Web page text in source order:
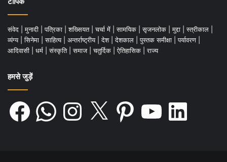
संवेद मुनादी पत्रिका शख्सियत चर्चा में सामयिक सृजनलोक मुद्दा स्त्रीकाल
व्यंग्य
सिनेमा साहित्य अन्तर्राष्ट्रीय देश देशकाल पुस्तक समीक्षा पर्यावरण
आदिवासी
धर्म संस्कृति समाज चतुर्दिक ऐतिहासिक राज्य
हमसे जुड़ें
Facebook WhatsAppInstagram Pinterest LinkedIn